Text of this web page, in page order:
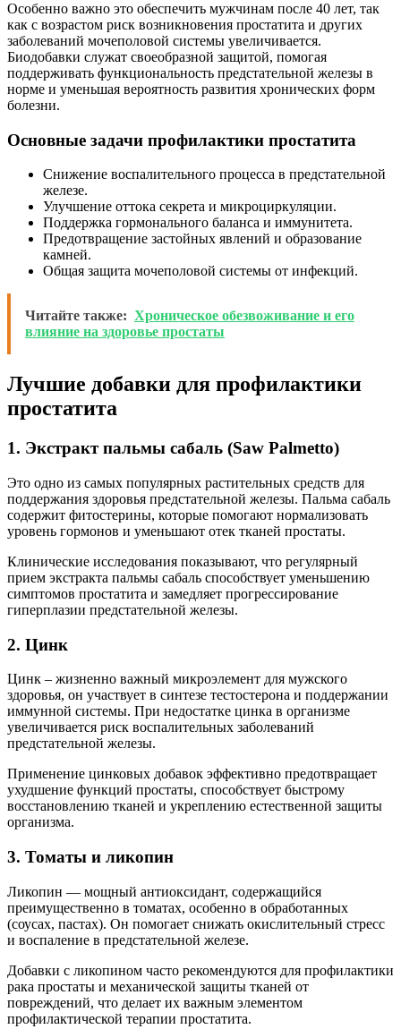
Особенно важно это обеспечить мужчинам после 40 лет, так
как с возрастом риск возникновения простатита и других
заболеваний мочеполовой системы увеличивается.
Биодобавки служат своеобразной защитой, помогая
поддерживать функциональность предстательной железы в
норме и уменьшая вероятность развития хронических форм
болезни.
Основные задачи профилактики простатита
Снижение воспалительного процесса в предстательной
железе.
Улучшение оттока секрета и микроциркуляции.
Поддержка гормонального баланса и иммунитета.
Предотвращение застойных явлений и образование
камней.
Общая защита мочеполовой системы от инфекций.
Читайте также: Хроническое обезвоживание и его
влияние на здоровье простаты
Лучшие добавки для профилактики
простатита
1. Экстракт пальмы сабаль (Saw Palmetto)
Это одно из самых популярных растительных средств для
поддержания здоровья предстательной железы. Пальма сабаль
содержит фитостерины, которые помогают нормализовать
уровень гормонов и уменьшают отек тканей простаты.
Клинические исследования показывают, что регулярный
прием экстракта пальмы сабаль способствует уменьшению
симптомов простатита и замедляет прогрессирование
гиперплазии предстательной железы.
2. Цинк
Цинк – жизненно важный микроэлемент для мужского
здоровья, он участвует в синтезе тестостерона и поддержании
иммунной системы. При недостатке цинка в организме
увеличивается риск воспалительных заболеваний
предстательной железы.
Применение цинковых добавок эффективно предотвращает
ухудшение функций простаты, способствует быстрому
восстановлению тканей и укреплению естественной защиты
организма.
3. Томаты и ликопин
Ликопин — мощный антиоксидант, содержащийся
преимущественно в томатах, особенно в обработанных
(соусах, пастах). Он помогает снижать окислительный стресс
и воспаление в предстательной железе.
Добавки с ликопином часто рекомендуются для профилактики
рака простаты и механической защиты тканей от
повреждений, что делает их важным элементом
профилактической терапии простатита.